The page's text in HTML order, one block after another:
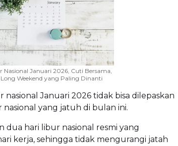
Nasional Januari 2026, Cuti Bersama,
Weekend yang Paling Dinanti
nasional Januari 2026 tidak bisa dilepaskan
yang jatuh di bulan ini.
dua hari libur nasional resmi yang
kerja, sehingga tidak mengurangi jatah